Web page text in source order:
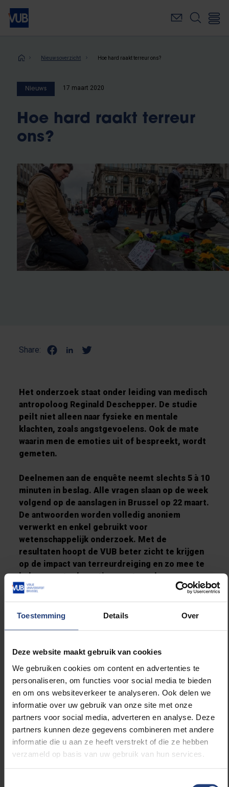
Toestemming Details Over
Deze website maakt gebruik van cookies
We gebruiken cookies om content en advertenties te
personaliseren, om functies voor social media te bieden
en om ons websiteverkeer te analyseren. Ook delen we
informatie over uw gebruik van onze site met onze
partners voor social media, adverteren en analyse. Deze
partners kunnen deze gegevens combineren met andere
informatie die u aan ze heeft verstrekt of die ze hebben
verzameld op basis van uw gebruik van hun services.
Overslaan
naar
inhoudKruimelpad
Nieuwsoverzicht Hoe hard raakt terreur ons?
Nieuws 17 maart 2020
Hoe hard raakt terreur
ons?
Share:
Het onderzoek staat onder leiding van medisch
antropoloog Reginald Deschepper. De studie
peilt niet alleen naar fysieke en mentale
klachten, zoals angstgevoelens. Ook de mate
waarin men de emoties uit of bespreekt, wordt
gemeten.
Deelnemen aan de enquête neemt slechts 5 à 10
minuten in beslag. Alle vragen slaan op de week
volgend op de aanslagen in Brussel op 22 maart.
De antwoorden worden volledig anoniem
verwerkt en enkel gebruikt voor
wetenschappelijk onderzoek. Met de
resultaten hoopt de VUB beter zicht te krijgen
op de impact van terreurdreiging en zo mee te
helpen aan toekomstige maatregelen om er
beter mee om te gaan en de negatieve
gevolgen voor de gezondheid te beperken.
Lees meer over:
weKONEKT
Wetenschap en onderzoek